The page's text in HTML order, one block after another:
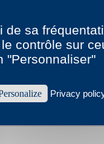
sa
contrôle sur
"Personnaliser"
Privacy